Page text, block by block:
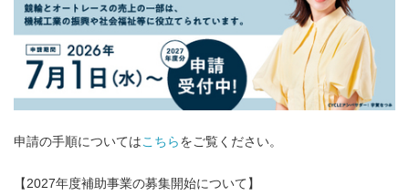
申請の手順についてはこちら をご覧ください。
【2027年度補助事業の募集開始について】